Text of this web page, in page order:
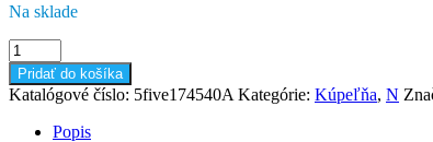
Na sklade
množstvo
Dávkovač
na
mydlo
Modern
Pridať do košíka
Katalógové číslo: 5five174540A Kategórie: Kúpeľňa, N
Popis